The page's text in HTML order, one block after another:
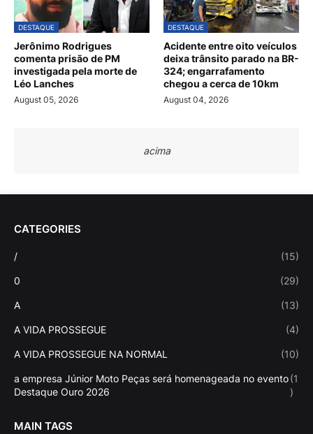
DESTAQUE
Jerônimo Rodrigues
comenta prisão de PM
investigada pela morte de
Léo Lanches
August 05, 2026
DESTAQUE
Acidente entre oito veículos
deixa trânsito parado na BR-
324; engarrafamento
chegou a cerca de 10km
August 04, 2026
acima
CATEGORIES
/ (15)
0 (29)
A (13)
A VIDA PROSSEGUE (4)
A VIDA PROSSEGUE NA NORMAL (10)
a empresa Júnior Moto Peças será homenageada no evento
Destaque Ouro 2026
(1
)
MAIN TAGS